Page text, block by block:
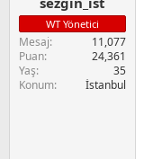
WT Yönetici
Mesaj
11,077
Puan
24,361
Yaş
35
Konum
İstanbul